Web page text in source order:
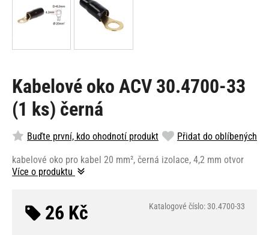
Kabelové oko ACV 30.4700-33
(1 ks) černá
Buďte první, kdo ohodnotí produkt Přidat do oblíbených
kabelové oko pro kabel 20 mm², černá izolace, 4,2 mm otvor
Více o produktu
26 Kč Katalogové číslo: 30.4700-33